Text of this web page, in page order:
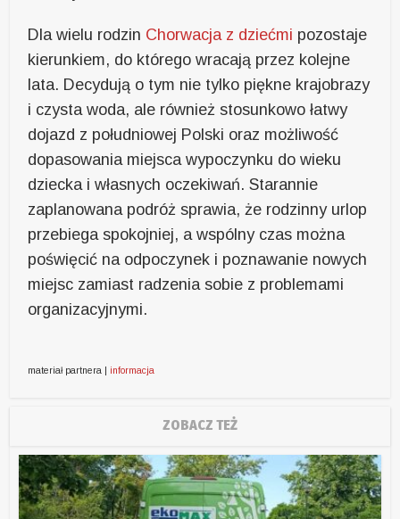
Dla wielu rodzin Chorwacja z dziećmi pozostaje
kierunkiem, do którego wracają przez kolejne
lata. Decydują o tym nie tylko piękne krajobrazy
i czysta woda, ale również stosunkowo łatwy
dojazd z południowej Polski oraz możliwość
dopasowania miejsca wypoczynku do wieku
dziecka i własnych oczekiwań. Starannie
zaplanowana podróż sprawia, że rodzinny urlop
przebiega spokojniej, a wspólny czas można
poświęcić na odpoczynek i poznawanie nowych
miejsc zamiast radzenia sobie z problemami
organizacyjnymi.
materiał partnera | informacja
ZOBACZ TEŻ